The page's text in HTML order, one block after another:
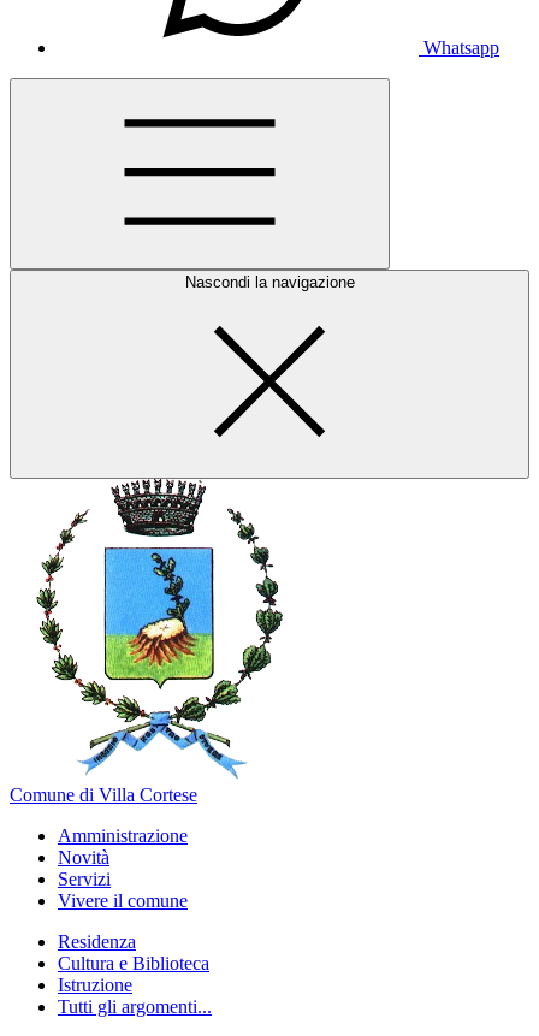
Whatsapp
Nascondi la navigazione
Comune di Villa Cortese
Amministrazione
Novità
Servizi
Vivere il comune
Residenza
Cultura e Biblioteca
Istruzione
Tutti gli argomenti...